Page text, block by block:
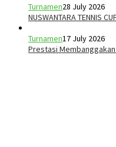
Turnamen28 July 2026
NUSWANTARA TENNIS
Turnamen17 July 2026
Prestasi